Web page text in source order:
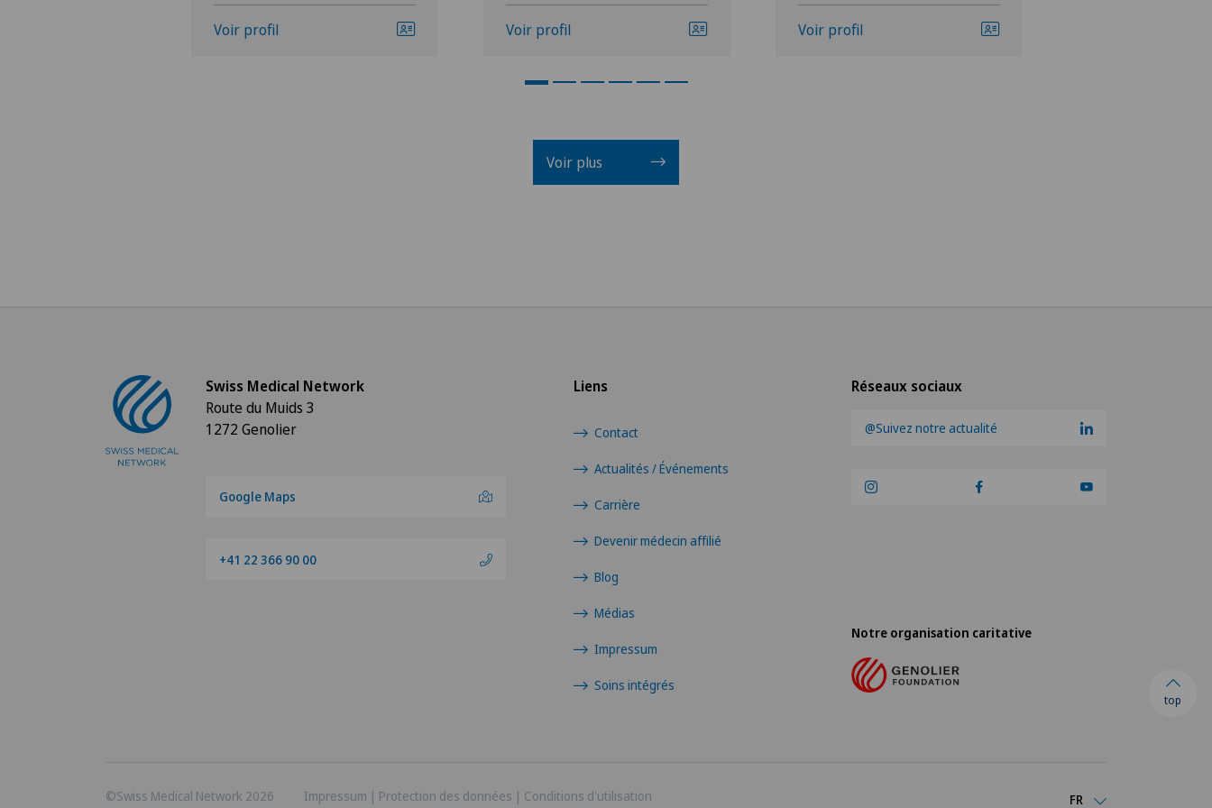
Voir profil Voir profil Voir profil
Voir plus
Réseaux sociaux
@Suivez notre actualité
Liens
Contact
Actualités / Événements
Carrière
Devenir médecin affilié
Blog
Médias
Impressum
Soins intégrés
Swiss Medical Network
Route du Muids 3
1272 Genolier
Google Maps
+41 22 366 90 00
Notre organisation caritative
top
©Swiss Medical Network 2026 Impressum | Protection des données | Conditions d'utilisation FR